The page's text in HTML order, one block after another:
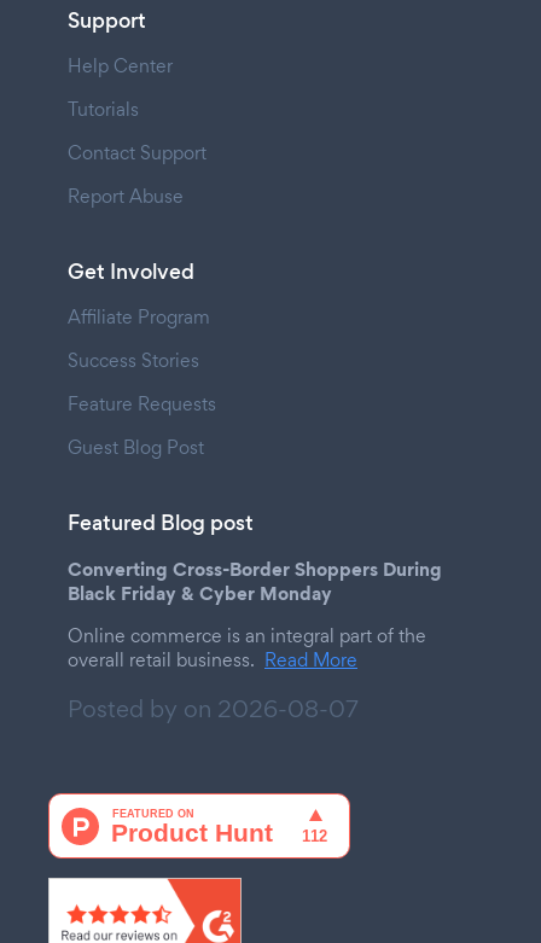
Support
Help Center
Tutorials
Contact Support
Report Abuse
Get Involved
Affiliate Program
Success Stories
Feature Requests
Guest Blog Post
Featured Blog post
Converting Cross-Border Shoppers During
Black Friday & Cyber Monday
Online commerce is an integral part of the
overall retail business. Read More
Posted by on 2026-08-07